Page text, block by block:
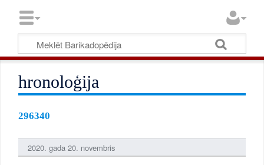
hronoloģija
296340
2020. gada 20. novembris